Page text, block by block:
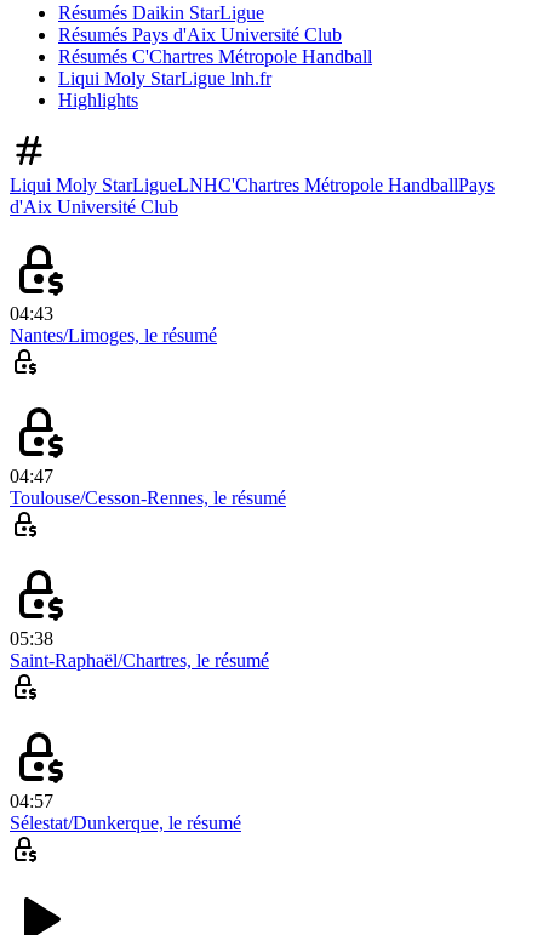
Résumés Daikin StarLigue
Résumés Pays d'Aix Université Club
Résumés C'Chartres Métropole Handball
Liqui Moly StarLigue lnh.fr
Highlights
Liqui Moly StarLigueLNHC'Chartres Métropole HandballPays
d'Aix Université Club
04:43
Nantes/Limoges, le résumé
04:47
Toulouse/Cesson-Rennes, le résumé
05:38
Saint-Raphaël/Chartres, le résumé
04:57
Sélestat/Dunkerque, le résumé